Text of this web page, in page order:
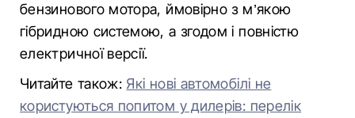
бензинового мотора, ймовірно з м’якою
гібридною системою, а згодом і повністю
електричної версії.
Читайте також: Які нові автомобілі не
користуються попитом у дилерів: перелік